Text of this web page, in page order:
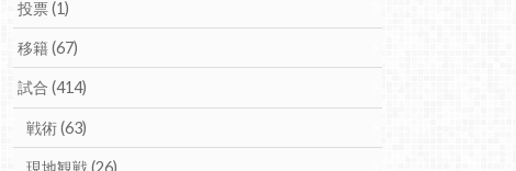
投票(1)
移籍(67)
試合(414)
戦術(63)